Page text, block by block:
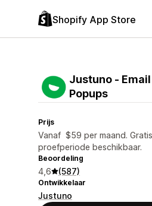
Shopify App Store
Justuno ‑ Email
Popups
Prijs
Vanaf $59 per maand. Gratis
proefperiode beschikbaar.
Beoordeling
4,6 (587)
Ontwikkelaar
Justuno